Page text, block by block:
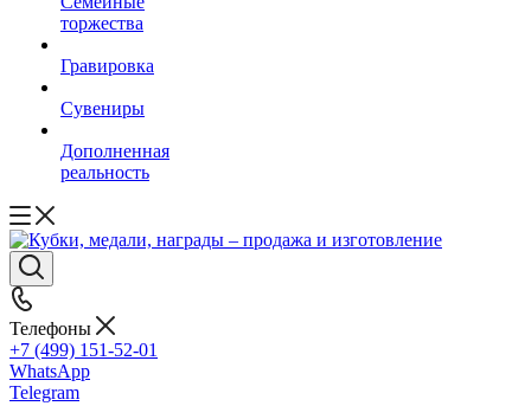
торжества
Гравировка
Сувениры
Дополненная
реальность
Телефоны
+7 (499) 151-52-01
WhatsApp
Telegram